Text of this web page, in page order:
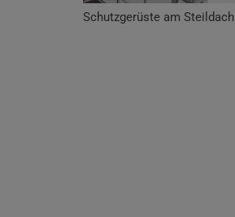
Schutzgerüste am Steildach